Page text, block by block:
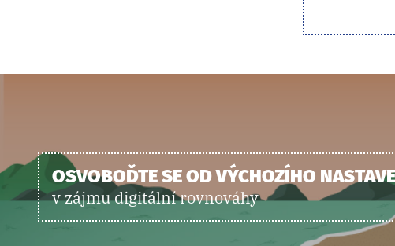
OSVOBOĎTE SE OD VÝCHOZÍHO
v zájmu digitální rovnováhy